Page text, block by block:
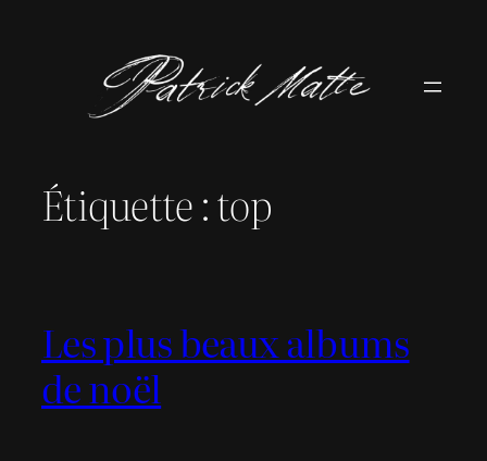
Étiquette :top
Les plus beaux albums
de noël